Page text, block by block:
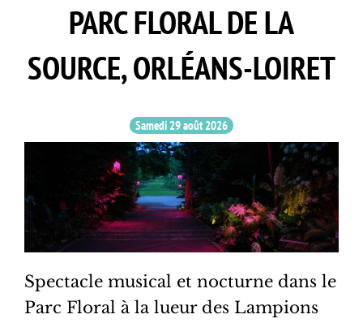
PARC FLORAL DE LA
SOURCE, ORLÉANS-LOIRET
Samedi 29 août 2026
Spectacle musical et nocturne dans le
Parc Floral à la lueur des Lampions